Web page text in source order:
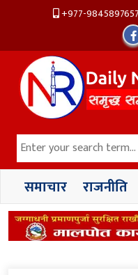
+977-9845897657
समाचार राजनीति